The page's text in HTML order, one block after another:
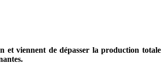
et viennent de dépasser la production totale
.